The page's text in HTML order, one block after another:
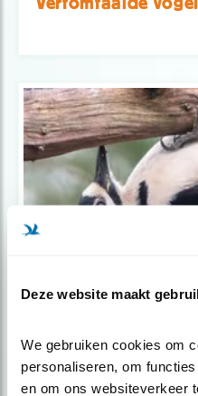
Deze website maakt
We gebruiken cookies om
personaliseren, om
en om ons websiteverkeer
7 weetjes over de